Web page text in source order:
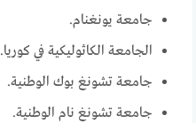
جامعة يونغنام.
الجامعة الكاثوليكية في كوريا.
جامعة تشونغ بوك الوطنية.
جامعة تشونغ نام الوطنية.